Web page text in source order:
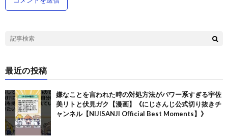
最近の投稿
嫌なことを言われた時の対処方法がパワー系すぎる宇佐
美リトと伏見ガク【漫画】《にじさんじ公式切り抜きチ
ャンネル【NIJISANJI Official Best Moments】》